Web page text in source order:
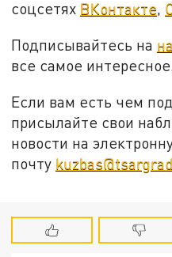
соцсетях ВКонтакте,
Подписывайтесь на
все самое интересное.
Если вам есть чем
присылайте свои
новости на
почту